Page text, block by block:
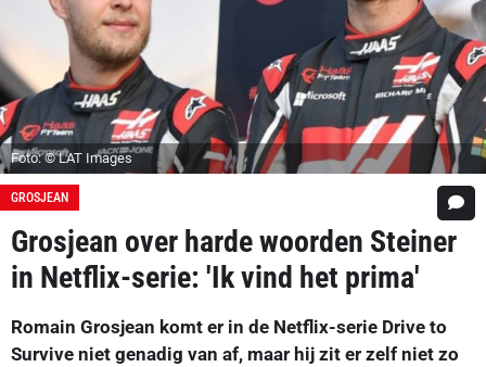
Foto: © LAT Images
GROSJEAN
Grosjean over harde woorden Steiner
in Netflix-serie: 'Ik vind het prima'
Romain Grosjean komt er in de Netflix-serie Drive to
Survive niet genadig van af, maar hij zit er zelf niet zo